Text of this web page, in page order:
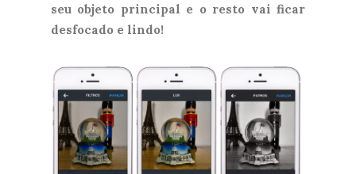
seu objeto principal e o resto vai ficar
desfocado e lindo!